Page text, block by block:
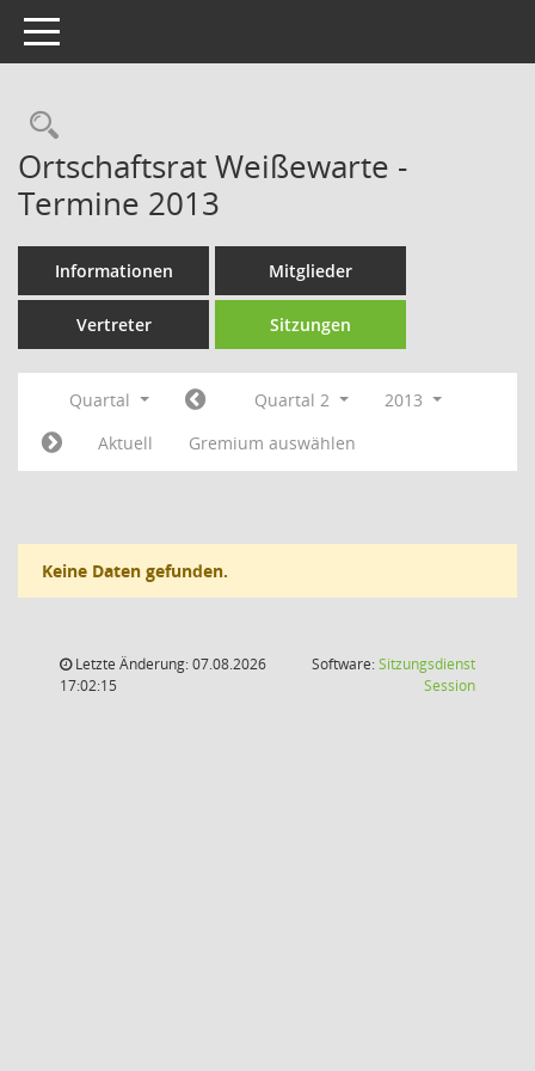
Toggle navigation
Rechercheauswahl
Ortschaftsrat Weißewarte -
Termine 2013
Informationen Mitglieder
Vertreter Sitzungen
Quartal Quartal 2
2013
Aktuell
Gremium auswählen
Keine Daten gefunden.
Letzte Änderung: 07.08.2026
17:02:15
Software:Sitzungsdienst
Session(Wird in